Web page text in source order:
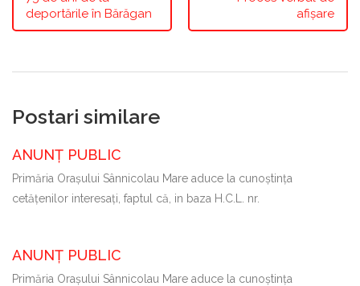
deportările în Bărăgan
afișare
Postari similare
ANUNȚ PUBLIC
Primăria Oraşului Sânnicolau Mare aduce la cunoştinţa
cetăţenilor interesaţi, faptul că, in baza H.C.L. nr.
ANUNȚ PUBLIC
Primăria Oraşului Sânnicolau Mare aduce la cunoştinţa